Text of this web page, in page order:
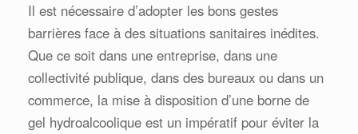
Il est nécessaire d’adopter les bons gestes
barrières face à des situations sanitaires inédites.
Que ce soit dans une entreprise, dans une
collectivité publique, dans des bureaux ou dans un
commerce, la mise à disposition d’une borne de
gel hydroalcoolique est un impératif pour éviter la